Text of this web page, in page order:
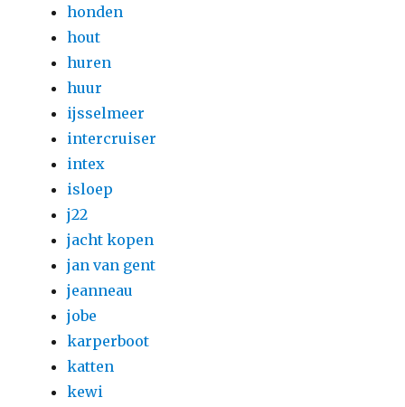
honden
hout
huren
huur
ijsselmeer
intercruiser
intex
isloep
j22
jacht kopen
jan van gent
jeanneau
jobe
karperboot
katten
kewi